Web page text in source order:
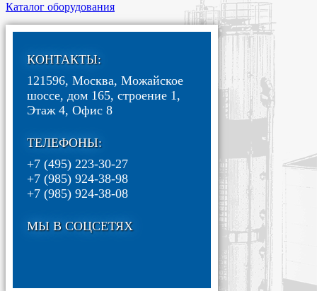
Каталог оборудования
КОНТАКТЫ:
121596, Москва, Можайское
шоссе, дом 165, строение 1,
Этаж 4, Офис 8
ТЕЛЕФОНЫ:
+7 (495) 223-30-27
+7 (985) 924-38-98
+7 (985) 924-38-08
МЫ В СОЦСЕТЯХ